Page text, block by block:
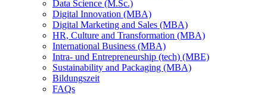
Data Science (M.Sc.)
Digital Innovation (MBA)
Digital Marketing and Sales (MBA)
HR, Culture and Transformation (MBA)
International Business (MBA)
Intra- und Entrepreneurship (tech) (MBE)
Sustainability and Packaging (MBA)
Bildungszeit
FAQs